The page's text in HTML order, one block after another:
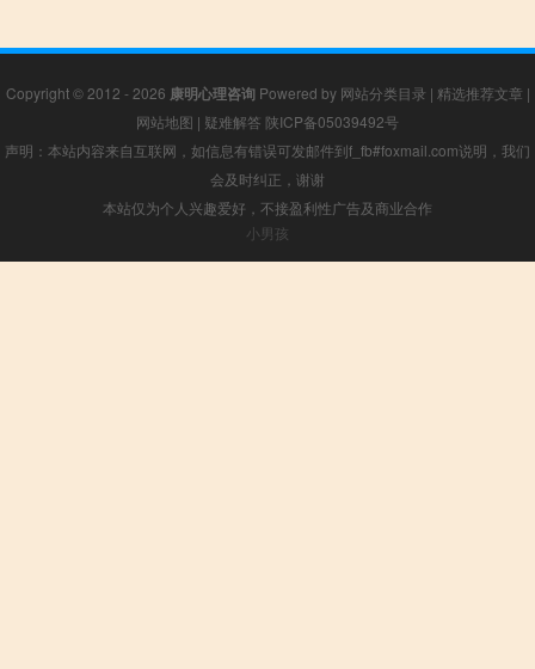
Copyright © 2012 - 2026 康明心理咨询Powered by 网站分类目录 | 精选推荐文章 |
网站地图 | 疑难解答 陕ICP备05039492号
声明：本站内容来自互联网，如信息有错误可发邮件到f_fb#foxmail.com说明，我们
会及时纠正，谢谢
本站仅为个人兴趣爱好，不接盈利性广告及商业合作
小男孩